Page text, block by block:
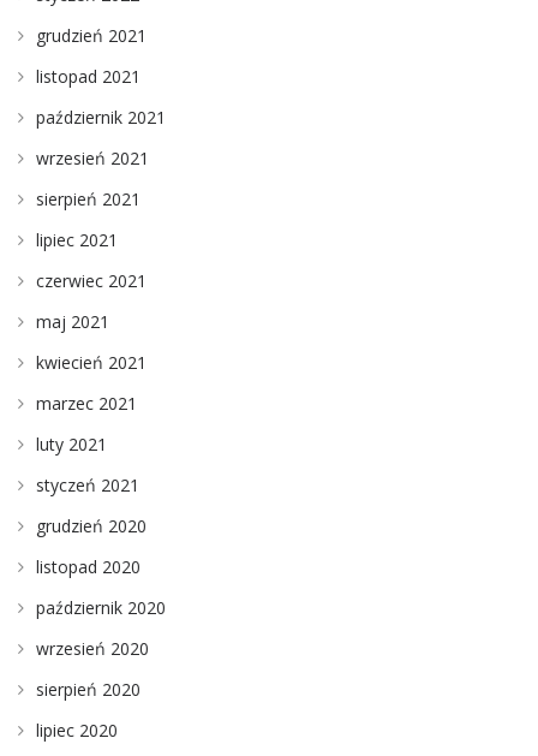
grudzień 2021
listopad 2021
październik 2021
wrzesień 2021
sierpień 2021
lipiec 2021
czerwiec 2021
maj 2021
kwiecień 2021
marzec 2021
luty 2021
styczeń 2021
grudzień 2020
listopad 2020
październik 2020
wrzesień 2020
sierpień 2020
lipiec 2020